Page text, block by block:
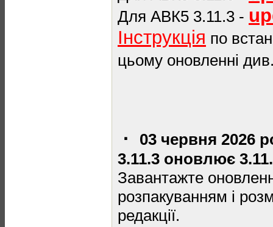
Для АВК5 3.11.3 -
Інструкція по
цьому оновленні
·
03 червня 2026
3.11.3 оновлює
Завантажте
розпакуванням і
редакції.